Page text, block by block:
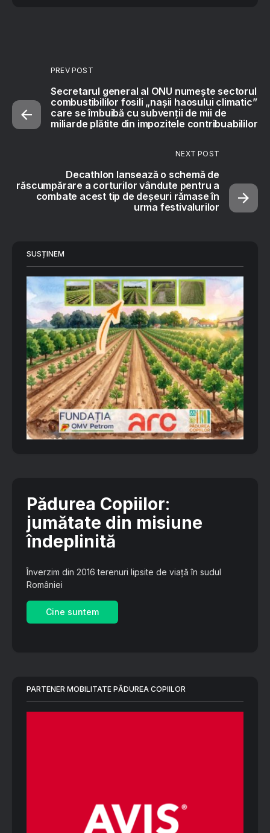
PREV POST
Secretarul general al ONU numește sectorul
combustibililor fosili „nașii haosului climatic”
care se îmbuibă cu subvenţii de mii de
miliarde plătite din impozitele contribuabililor
NEXT POST
Decathlon lansează o schemă de
răscumpărare a corturilor vândute pentru a
combate acest tip de deșeuri rămase în
urma festivalurilor
SUSȚINEM
Pădurea Copiilor:
jumătate din misiune
îndeplinită
Înverzim din 2016 terenuri lipsite de viață în sudul
României
Cine suntem
PARTENER MOBILITATE PĂDUREA COPIILOR